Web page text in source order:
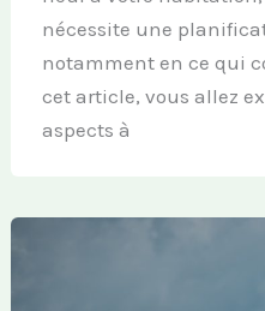
nécessite une
notamment en ce qui
cet article, vous allez
aspects à